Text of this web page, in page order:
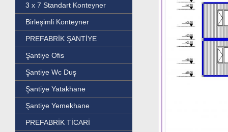
3 x 7 Standart Konteyner
Birleşimli Konteyner
PREFABRİK ŞANTİYE
Şantiye Ofis
Şantiye Wc Duş
Şantiye Yatakhane
Şantiye Yemekhane
PREFABRİK TİCARİ